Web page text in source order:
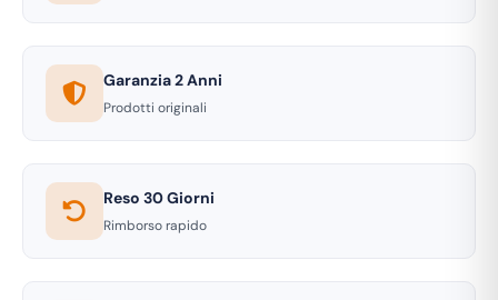
Garanzia 2 Anni
Prodotti originali
Reso 30 Giorni
Rimborso rapido